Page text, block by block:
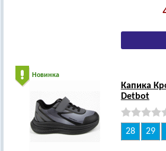
Новинка
Капика
Detbot
28 29